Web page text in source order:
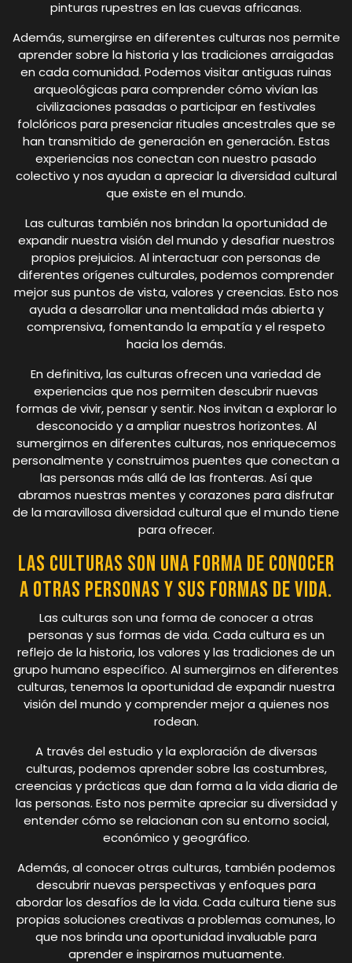
pinturas rupestres en las cuevas africanas.
Además, sumergirse en diferentes culturas nos permite
aprender sobre la historia y las tradiciones arraigadas
en cada comunidad. Podemos visitar antiguas ruinas
arqueológicas para comprender cómo vivían las
civilizaciones pasadas o participar en festivales
folclóricos para presenciar rituales ancestrales que se
han transmitido de generación en generación. Estas
experiencias nos conectan con nuestro pasado
colectivo y nos ayudan a apreciar la diversidad cultural
que existe en el mundo.
Las culturas también nos brindan la oportunidad de
expandir nuestra visión del mundo y desafiar nuestros
propios prejuicios. Al interactuar con personas de
diferentes orígenes culturales, podemos comprender
mejor sus puntos de vista, valores y creencias. Esto nos
ayuda a desarrollar una mentalidad más abierta y
comprensiva, fomentando la empatía y el respeto
hacia los demás.
En definitiva, las culturas ofrecen una variedad de
experiencias que nos permiten descubrir nuevas
formas de vivir, pensar y sentir. Nos invitan a explorar lo
desconocido y a ampliar nuestros horizontes. Al
sumergirnos en diferentes culturas, nos enriquecemos
personalmente y construimos puentes que conectan a
las personas más allá de las fronteras. Así que
abramos nuestras mentes y corazones para disfrutar
de la maravillosa diversidad cultural que el mundo tiene
para ofrecer.
Las culturas son una forma de conocer
a otras personas y sus formas de vida.
Las culturas son una forma de conocer a otras
personas y sus formas de vida. Cada cultura es un
reflejo de la historia, los valores y las tradiciones de un
grupo humano específico. Al sumergirnos en diferentes
culturas, tenemos la oportunidad de expandir nuestra
visión del mundo y comprender mejor a quienes nos
rodean.
A través del estudio y la exploración de diversas
culturas, podemos aprender sobre las costumbres,
creencias y prácticas que dan forma a la vida diaria de
las personas. Esto nos permite apreciar su diversidad y
entender cómo se relacionan con su entorno social,
económico y geográfico.
Además, al conocer otras culturas, también podemos
descubrir nuevas perspectivas y enfoques para
abordar los desafíos de la vida. Cada cultura tiene sus
propias soluciones creativas a problemas comunes, lo
que nos brinda una oportunidad invaluable para
aprender e inspirarnos mutuamente.